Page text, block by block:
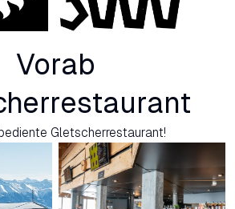
Vorab
Gletscherrestaurant!